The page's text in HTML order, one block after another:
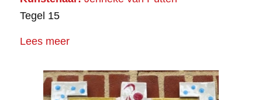
Tegel 15
Lees meer